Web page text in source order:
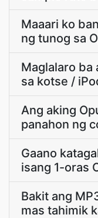
Maaari ko
ng tunog sa
Maglalaro ba
sa kotse /
Ang aking
panahon ng
Gaano
isang 1-oras
Bakit ang
mas tahimik